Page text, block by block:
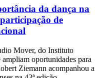
da dança na
de
Mover, do Instituto
oportunidades para
Ziemann acompanhou a